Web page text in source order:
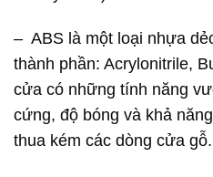
– ABS là một loại nhựa
thành phần: Acrylonitrile,
cửa có những tính năng
cứng, độ bóng và khả
thua kém các dòng cửa gỗ.